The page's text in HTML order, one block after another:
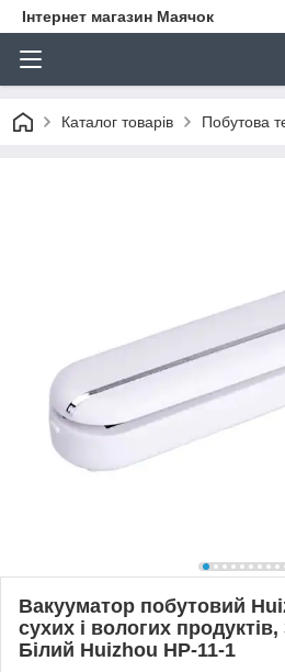
Інтернет магазин Маячок
Каталог товарів Побутова
Вакууматор побутовий
сухих і вологих
Білий Huizhou HP-11-1